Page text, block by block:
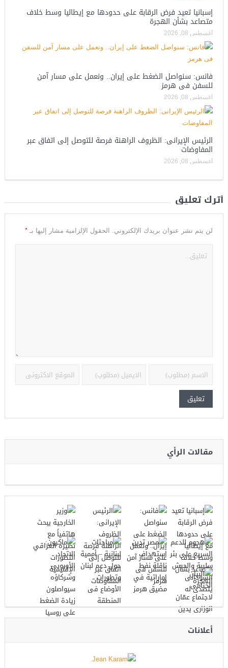
إسبانيا تعيد فرض الرقابة على حدودها مع إيطاليا وسط خلاف
متصاعد بشأن الهجرة
أغسطس 08, 2026
فانس: سنواصل الضغط على إيران.. ونعمل على مسار آمن
للسفن فى هرمز
أغسطس 08, 2026
الرئيس الإيرانى: الظروف الراهنة فرصة للتوصل إلى اتفاق عبر
المفاوضات
أغسطس 08, 2026
أترك تعليق
لن يتم نشر عنوان بريدك الإلكتروني. الحقول الإلزامية مشار إليها بـ *
مقالات الرأي
أعلانات